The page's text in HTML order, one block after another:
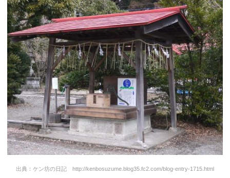
出典：ケン坊の日記 http://kenbosuzume.blog35.fc2.com/blog-entry-1715.html